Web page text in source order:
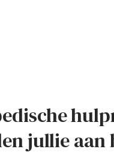
jullie